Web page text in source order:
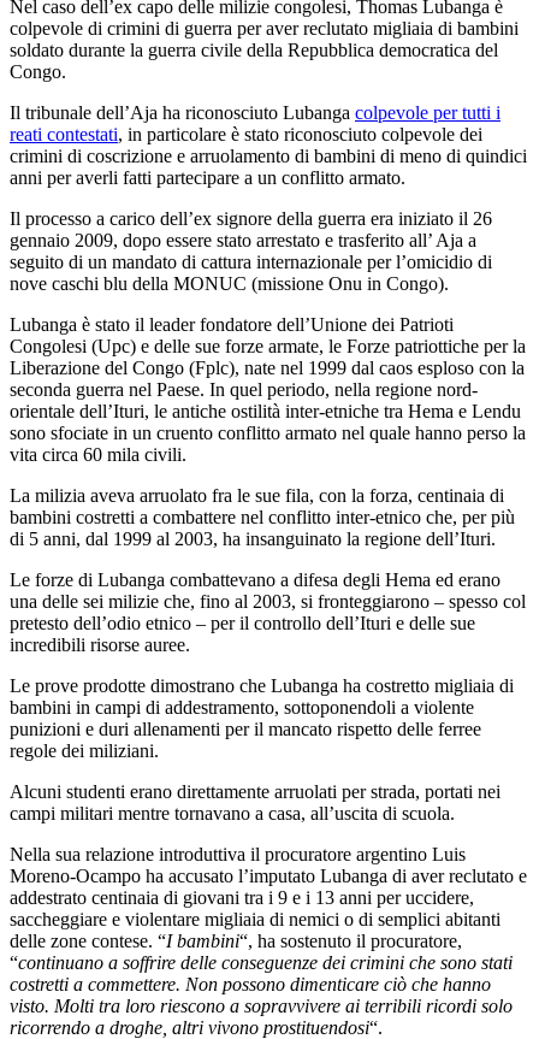
Nel caso dell’ex capo delle milizie congolesi, Thomas Lubanga è
colpevole di crimini di guerra per aver reclutato migliaia di bambini
soldato durante la guerra civile della Repubblica democratica del
Congo.
Il tribunale dell’Aja ha riconosciuto Lubanga colpevole per tutti i
reati contestati, in particolare è stato riconosciuto colpevole dei
crimini di coscrizione e arruolamento di bambini di meno di quindici
anni per averli fatti partecipare a un conflitto armato.
Il processo a carico dell’ex signore della guerra era iniziato il 26
gennaio 2009, dopo essere stato arrestato e trasferito all’ Aja a
seguito di un mandato di cattura internazionale per l’omicidio di
nove caschi blu della MONUC (missione Onu in Congo).
Lubanga è stato il leader fondatore dell’Unione dei Patrioti
Congolesi (Upc) e delle sue forze armate, le Forze patriottiche per la
Liberazione del Congo (Fplc), nate nel 1999 dal caos esploso con la
seconda guerra nel Paese. In quel periodo, nella regione nord-
orientale dell’Ituri, le antiche ostilità inter-etniche tra Hema e Lendu
sono sfociate in un cruento conflitto armato nel quale hanno perso la
vita circa 60 mila civili.
La milizia aveva arruolato fra le sue fila, con la forza, centinaia di
bambini costretti a combattere nel conflitto inter-etnico che, per più
di 5 anni, dal 1999 al 2003, ha insanguinato la regione dell’Ituri.
Le forze di Lubanga combattevano a difesa degli Hema ed erano
una delle sei milizie che, fino al 2003, si fronteggiarono – spesso col
pretesto dell’odio etnico – per il controllo dell’Ituri e delle sue
incredibili risorse auree.
Le prove prodotte dimostrano che Lubanga ha costretto migliaia di
bambini in campi di addestramento, sottoponendoli a violente
punizioni e duri allenamenti per il mancato rispetto delle ferree
regole dei miliziani.
Alcuni studenti erano direttamente arruolati per strada, portati nei
campi militari mentre tornavano a casa, all’uscita di scuola.
Nella sua relazione introduttiva il procuratore argentino Luis
Moreno-Ocampo ha accusato l’imputato Lubanga di aver reclutato e
addestrato centinaia di giovani tra i 9 e i 13 anni per uccidere,
saccheggiare e violentare migliaia di nemici o di semplici abitanti
delle zone contese. “I bambini“, ha sostenuto il procuratore,
“continuano a soffrire delle conseguenze dei crimini che sono stati
costretti a commettere. Non possono dimenticare ciò che hanno
visto. Molti tra loro riescono a sopravvivere ai terribili ricordi solo
ricorrendo a droghe, altri vivono prostituendosi“.